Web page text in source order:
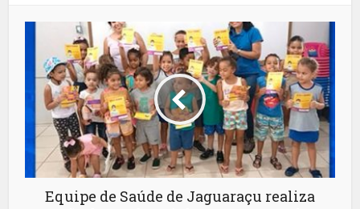
Equipe de Saúde de Jaguaraçu realiza